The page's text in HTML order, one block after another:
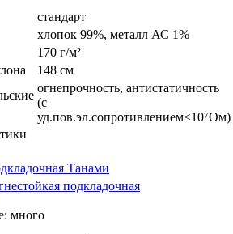
стандарт
хлопок 99%, металл АС 1%
170 г/м²
148 см
огнепрочность, антистатичность
(с
уд.пов.эл.сопротивлением≤10⁷Ом)
Танами
подкладочная
много